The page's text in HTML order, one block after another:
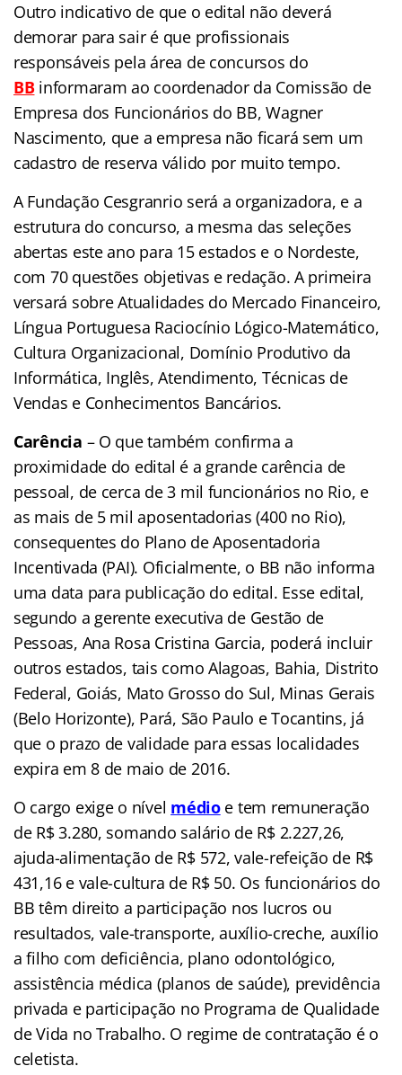
Outro indicativo de que o edital não deverá
demorar para sair é que profissionais
responsáveis pela área de concursos do
BB informaram ao coordenador da Comissão de
Empresa dos Funcionários do BB, Wagner
Nascimento, que a empresa não ficará sem um
cadastro de reserva válido por muito tempo.
A Fundação Cesgranrio será a organizadora, e a
estrutura do concurso, a mesma das seleções
abertas este ano para 15 estados e o Nordeste,
com 70 questões objetivas e redação. A primeira
versará sobre Atualidades do Mercado Financeiro,
Língua Portuguesa Raciocínio Lógico-Matemático,
Cultura Organizacional, Domínio Produtivo da
Informática, Inglês, Atendimento, Técnicas de
Vendas e Conhecimentos Bancários.
Carência – O que também confirma a
proximidade do edital é a grande carência de
pessoal, de cerca de 3 mil funcionários no Rio, e
as mais de 5 mil aposentadorias (400 no Rio),
consequentes do Plano de Aposentadoria
Incentivada (PAI). Oficialmente, o BB não informa
uma data para publicação do edital. Esse edital,
segundo a gerente executiva de Gestão de
Pessoas, Ana Rosa Cristina Garcia, poderá incluir
outros estados, tais como Alagoas, Bahia, Distrito
Federal, Goiás, Mato Grosso do Sul, Minas Gerais
(Belo Horizonte), Pará, São Paulo e Tocantins, já
que o prazo de validade para essas localidades
expira em 8 de maio de 2016.
O cargo exige o nível médio e tem remuneração
de R$ 3.280, somando salário de R$ 2.227,26,
ajuda-alimentação de R$ 572, vale-refeição de R$
431,16 e vale-cultura de R$ 50. Os funcionários do
BB têm direito a participação nos lucros ou
resultados, vale-transporte, auxílio-creche, auxílio
a filho com deficiência, plano odontológico,
assistência médica (planos de saúde), previdência
privada e participação no Programa de Qualidade
de Vida no Trabalho. O regime de contratação é o
celetista.